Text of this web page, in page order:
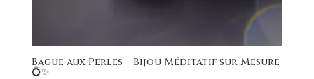
Bague aux Perles – Bijou Méditatif sur Mesure
💍✨